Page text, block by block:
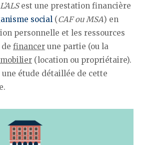
L’ALSest une prestation financière
social (CAF ou MSA) en
personnelle et les ressources
financer une partie (ou la
(location ou propriétaire).
étude détaillée de cette